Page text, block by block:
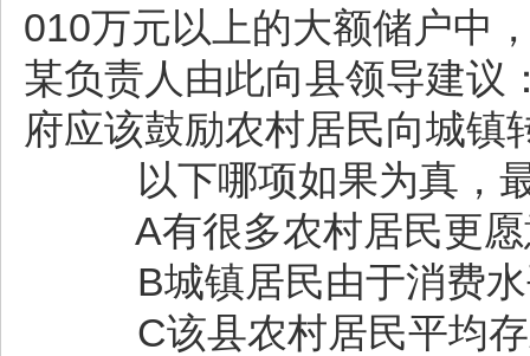
010万元以上的大额储户中
某负责人由此向县领导建议
府应该鼓励农村居民向城镇
以下哪项如果为真，最
A有很多农村居民更愿
B城镇居民由于消费水
C该县农村居民平均存